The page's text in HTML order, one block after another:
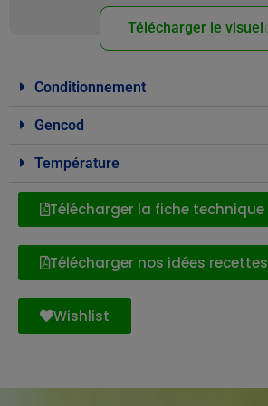
Télécharger le visuel
Conditionnement
Gencod
Température
Télécharger la fiche technique
Télécharger nos idées recettes
Wishlist